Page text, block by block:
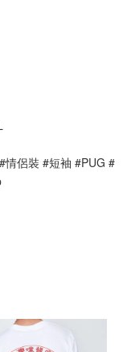
情侶裝 #短袖 #PUG #